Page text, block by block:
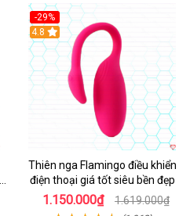
-29%
Hot
4.8
Thiên nga Flamingo điều khiển
điện thoại giá tốt siêu bền đẹp
1.150.000₫ 1.619.000₫